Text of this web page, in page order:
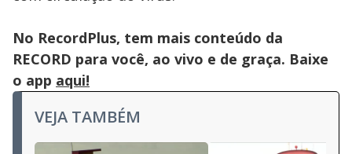
No RecordPlus, tem mais conteúdo da
RECORD para você, ao vivo e de graça. Baixe
o app aqui!
VEJA TAMBÉM